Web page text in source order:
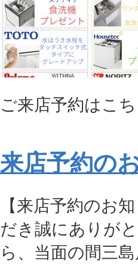
ご来店予約はこち
来店予約の
【来店予約のお
だき誠にありが
ら、当面の間三